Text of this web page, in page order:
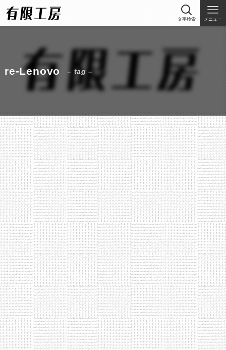
文字検索 メニュー
re-Lenovo – tag –